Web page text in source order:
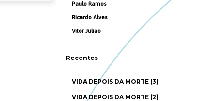
Paulo Ramos
Ricardo Alves
Vítor Julião
Recentes
VIDA DEPOIS DA MORTE (3)
VIDA DEPOIS DA MORTE (2)